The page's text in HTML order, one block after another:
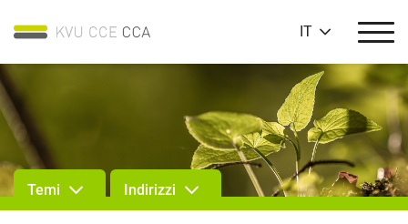
IT
Temi Indirizzi